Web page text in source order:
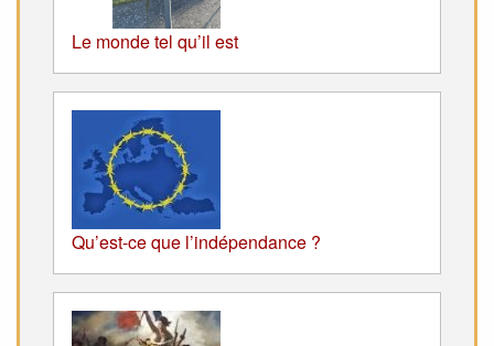
Le monde tel qu’il est
Qu’est-ce que l’indépendance ?